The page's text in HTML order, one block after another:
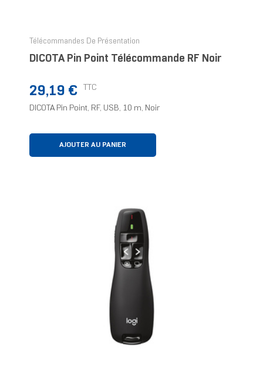
Télécommandes De Présentation
DICOTA Pin Point Télécommande RF Noir
Prix
29,19 € TTC
DICOTA Pin Point, RF, USB, 10 m, Noir
AJOUTER AU PANIER